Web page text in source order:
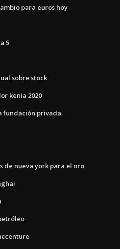
para euros hoy
5
sobre stock
kenia 2020
fundación privada.
de nueva york para el oro